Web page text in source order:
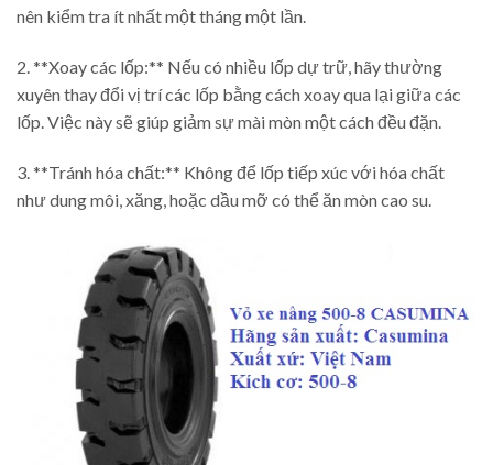
nên kiểm tra ít nhất một tháng một lần.
2. **Xoay các lốp:** Nếu có nhiều lốp dự trữ, hãy thường
xuyên thay đổi vị trí các lốp bằng cách xoay qua lại giữa các
lốp. Việc này sẽ giúp giảm sự mài mòn một cách đều đặn.
3. **Tránh hóa chất:** Không để lốp tiếp xúc với hóa chất
như dung môi, xăng, hoặc dầu mỡ có thể ăn mòn cao su.